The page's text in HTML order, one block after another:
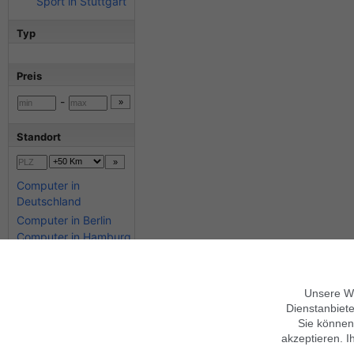
Typ
Preis
-
Standort
Computer in
Deutschland
Computer in Berlin
Computer in Hamburg
Unsere
Sie
akzeptieren.